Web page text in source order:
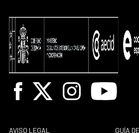
Facebook
X InstagramYoutube
AVISO LEGAL GUÍA